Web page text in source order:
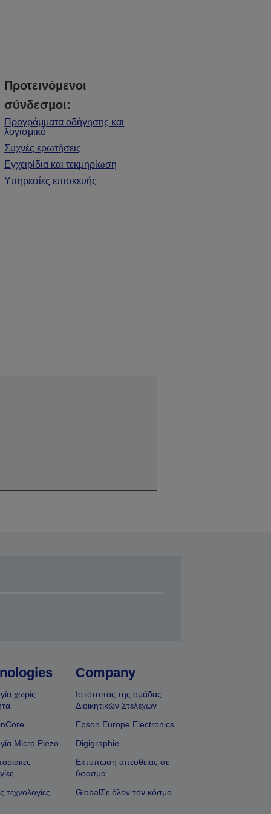
Προτεινόμενοι
σύνδεσμοι:
Προγράμματα οδήγησης και
λογισμικό
Συχνές ερωτήσεις
Εγχειρίδια και τεκμηρίωση
Υπηρεσίες επισκευής
χωρίς
Micro Piezo
τεχνολογίες
Company
Ιστότοπος της ομάδας
Διοικητικών Στελεχών
Epson Europe Electronics
Digigraphie
Εκτύπωση απευθείας σε
ύφασμα
GlobalΣε όλον τον κόσμο